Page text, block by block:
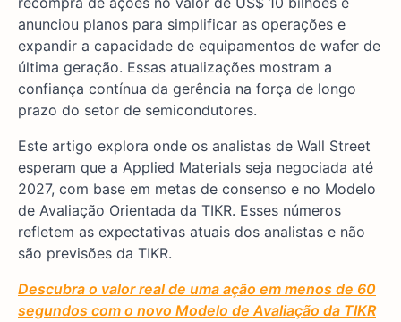
anunciou planos para simplificar as operações e
expandir a capacidade de equipamentos de wafer de
última geração. Essas atualizações mostram a
confiança contínua da gerência na força de longo
prazo do setor de semicondutores.
Este artigo explora onde os analistas de Wall Street
esperam que a Applied Materials seja negociada até
2027, com base em metas de consenso e no Modelo
de Avaliação Orientada da TIKR. Esses números
refletem as expectativas atuais dos analistas e não
são previsões da TIKR.
Descubra o valor real de uma ação em menos de 60
segundos com o novo Modelo de Avaliação da TIKR